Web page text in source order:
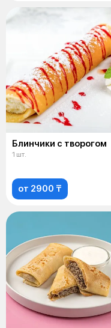
Блинчики с творогом
1 шт.
от 2900 ₸